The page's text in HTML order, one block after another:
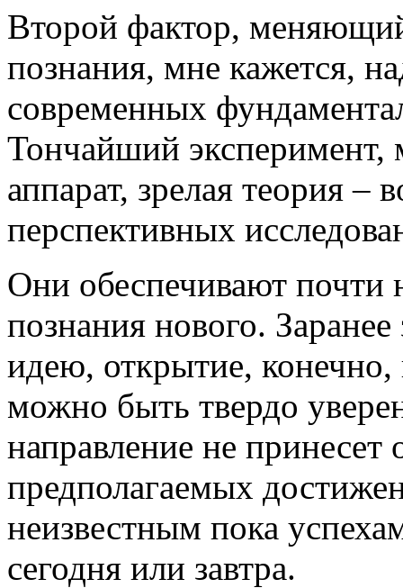
Второй фактор,
познания, мне кажется,
современных
Тончайший
аппарат, зрелая теория –
перспективных
Они обеспечивают почти
познания нового.
идею, открытие,
можно быть твердо
направление не принесет
предполагаемых
неизвестным пока
сегодня или завтра.